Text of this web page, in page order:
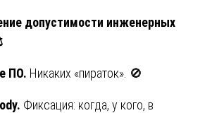
допустимости инженерных
ПО. Никаких «пираток». 🚫
Фиксация: когда, у кого, в